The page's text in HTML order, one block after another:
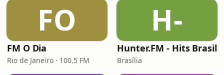
FO
FM O Dia
Rio de Janeiro · 100.5 FM
H-
Hunter.FM - Hits Brasil
Brasília